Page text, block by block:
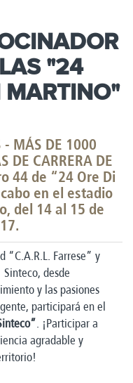
"24
MARTINO"​
- MÁS DE 1000
DE CARRERA DE
44 de “24 Ore Di
en el estadio
del 14 al 15 de
“C.A.R.L. Farrese” y
desde
y las pasiones
participará en el
. ¡Participar a
agradable y